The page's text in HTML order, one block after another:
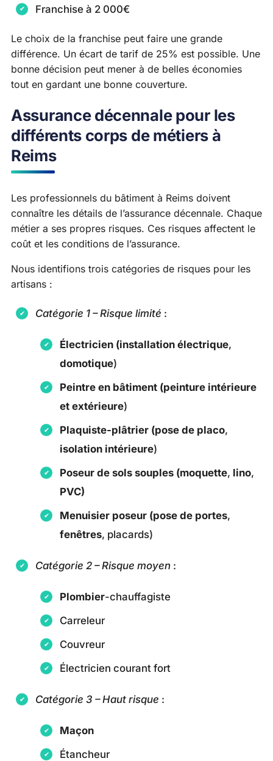
Franchise à 2 000€
Le choix de la franchise peut faire une grande
différence. Un écart de tarif de 25% est possible. Une
bonne décision peut mener à de belles économies
tout en gardant une bonne couverture.
Assurance décennale pour les
différents corps de métiers à
Reims
Les professionnels du bâtiment à Reims doivent
connaître les détails de l’assurance décennale. Chaque
métier a ses propres risques. Ces risques affectent le
coût et les conditions de l’assurance.
Nous identifions trois catégories de risques pour les
artisans :
Catégorie 1 – Risque limité :
Électricien (installation électrique,
domotique)
Peintre en bâtiment (peinture intérieure
et extérieure)
Plaquiste-plâtrier (pose de placo,
isolation intérieure)
Poseur de sols souples (moquette, lino,
PVC)
Menuisier poseur (pose de portes,
fenêtres, placards)
Catégorie 2 – Risque moyen :
Plombier-chauffagiste
Carreleur
Couvreur
Électricien courant fort
Catégorie 3 – Haut risque :
Maçon
Étancheur